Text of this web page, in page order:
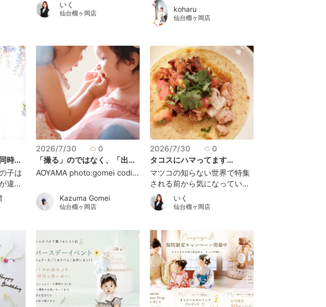
いく
仙台榴ヶ岡店
koharu
仙台榴ヶ岡店
時...
子は
違...
2026/7/30
0
「撮る」のではなく、「出...
AOYAMA photo:gomei codi...
Kazuma Gomei
仙台榴ヶ岡店
2026/7/30
0
タコスにハマってます...
マツコの知らない世界で特集
される前から気になってい...
いく
仙台榴ヶ岡店